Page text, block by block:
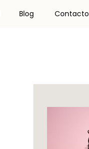
Blog Contacto